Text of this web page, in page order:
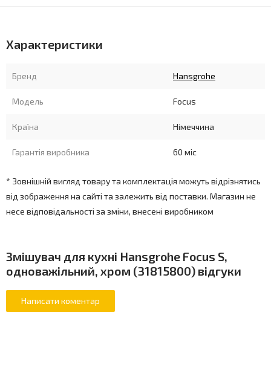
Характеристики
Бренд Hansgrohe
Модель Focus
Країна Німеччина
Гарантія виробника 60 міс
* Зовнішній вигляд товару та комплектація можуть відрізнятись
від зображення на сайті та залежить від поставки. Магазин не
несе відповідальності за зміни, внесені виробником
Змішувач для кухні Hansgrohe Focus S,
одноважільний, хром (31815800) відгуки